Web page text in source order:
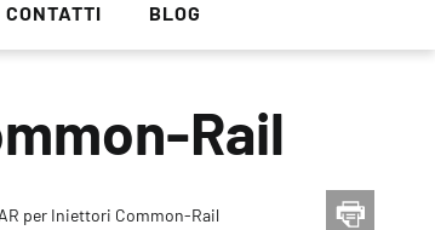
CONTATTI BLOG
Rail
per Iniettori Common-Rail